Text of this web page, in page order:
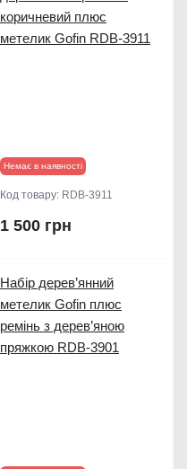
коричневий плюс
метелик Gofin RDB-3911
Немає в наявності
Код товару: RDB-3911
1 500 грн
Набір дерев’янний
метелик Gofin плюс
ремінь з дерев’яною
пряжкою RDB-3901